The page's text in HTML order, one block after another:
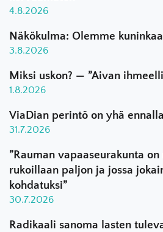
4.8.2026
Näkökulma: Olemme
3.8.2026
Miksi uskon? — ”Aivan
1.8.2026
ViaDian perintö on yhä
31.7.2026
”Rauman vapaaseurakunta
rukoillaan paljon ja jossa
kohdatuksi”
30.7.2026
Radikaali sanoma lasten